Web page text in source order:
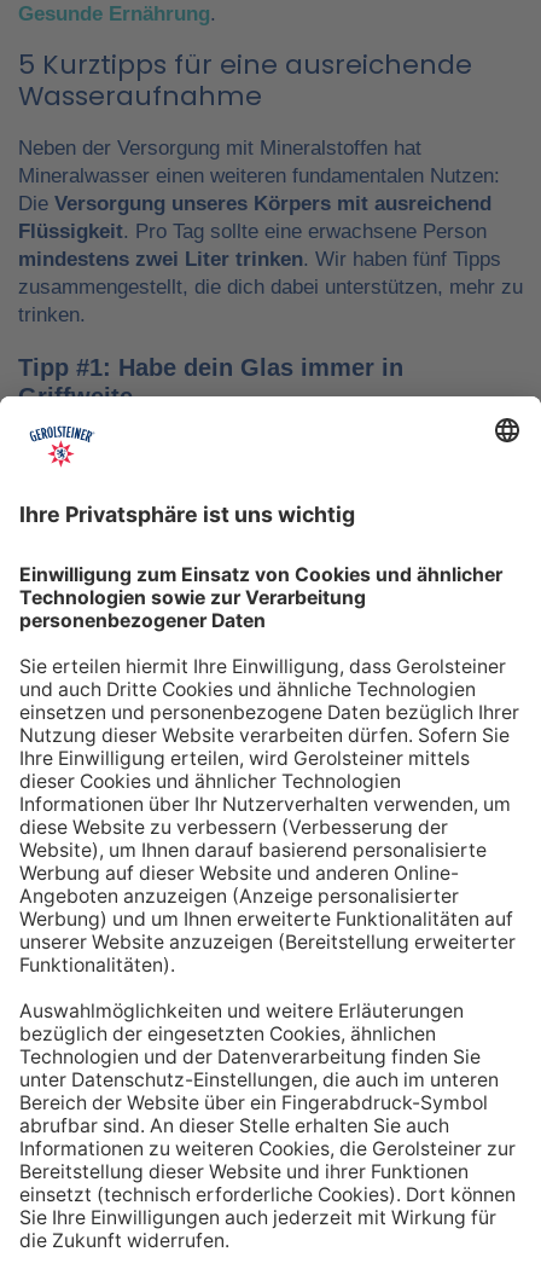
Gesunde Ernährung.
5 Kurztipps für eine ausreichende
Wasseraufnahme
Neben der Versorgung mit Mineralstoffen hat
Mineralwasser einen weiteren fundamentalen Nutzen:
Die Versorgung unseres Körpers mit ausreichend
Flüssigkeit. Pro Tag sollte eine erwachsene Person
mindestens zwei Liter trinken. Wir haben fünf Tipps
zusammengestellt, die dich dabei unterstützen, mehr zu
trinken.
Tipp #1: Habe dein Glas immer in
Griffweite
Ob bei der Arbeit oder während der Freizeit: Wasser
nicht vergisst. Denke daran, auch unterwegs immer
etwas Wasser dabei zu haben. Kleine PET-Flaschen mit
hinnehmen.
Tipp #2: Trinke direkt nach dem Aufstehen
Über Nacht verliert dein Körper Flüssigkeit. Um gut in
den Tag zu starten, solltest du deshalb direkt nach dem
Aufstehen ein großes Glas Wasser trinken. Stelle dir
zum Beispiel eine Flasche Mineralwasser direkt ans
Bett, damit du dieses kleine Morgenritual sofort
durchführen kannst.
Tipp #3: Vor und während jeder Mahlzeit
ein Glas Wasser trinken
Dadurch verknüpfst du das Trinken mit einem Ereignis.
einer Mahlzeit trinken, unterstützt du außerdem die
Produktion von Verdauungssäften. Zusätzlich fördert
das Trinken während des Essens das Sättigungsgefühl.
Tipp #4: Peppe dein Wasser auf
Wenn dir der Geschmack von purem Mineralwasser
nicht reichen sollte, dann kannst du deine Getränke mit
einfachen Mitteln verfeinern. Mische dir einfach